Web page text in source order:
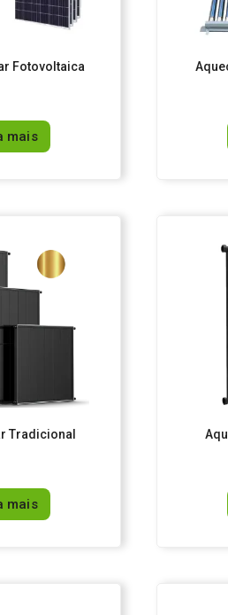
Fotovoltaica
mais
Tradicional
mais